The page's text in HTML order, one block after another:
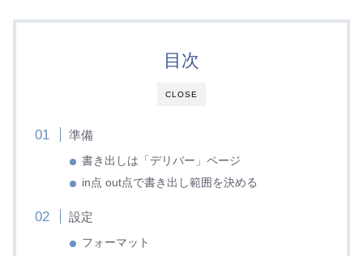
CLOSE
目次
準備
書き出しは「デリバー」ページ
in点 out点で書き出し範囲を決める
設定
フォーマット